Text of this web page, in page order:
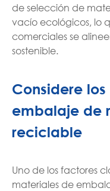
de selección de
vacío ecológicos, lo
comerciales se
sostenible.
Considere
embalaje de
reciclable
Uno de los factores
materiales de